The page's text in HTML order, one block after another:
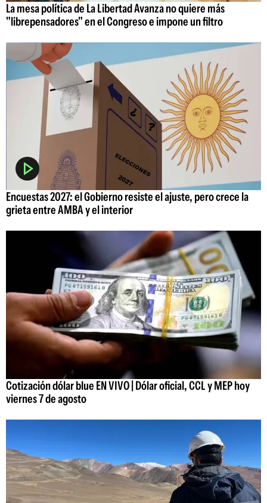
La mesa política de La Libertad Avanza no quiere más
"librepensadores" en el Congreso e impone un filtro
Encuestas 2027: el Gobierno resiste el ajuste, pero crece la
grieta entre AMBA y el interior
Cotización dólar blue EN VIVO | Dólar oficial, CCL y MEP hoy
viernes 7 de agosto